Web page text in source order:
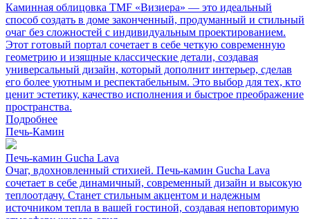
Каминная облицовка TMF «Визиера» — это идеальный
способ создать в доме законченный, продуманный и стильный
очаг без сложностей с индивидуальным проектированием.
Этот готовый портал сочетает в себе четкую современную
геометрию и изящные классические детали, создавая
универсальный дизайн, который дополнит интерьер, сделав
его более уютным и респектабельным. Это выбор для тех, кто
ценит эстетику, качество исполнения и быстрое преображение
пространства.
Подробнее
Печь-Камин
Печь-камин Gucha Lava
Очаг, вдохновленный стихией. Печь-камин Gucha Lava
сочетает в себе динамичный, современный дизайн и высокую
теплоотдачу. Станет стильным акцентом и надежным
источником тепла в вашей гостиной, создавая неповторимую